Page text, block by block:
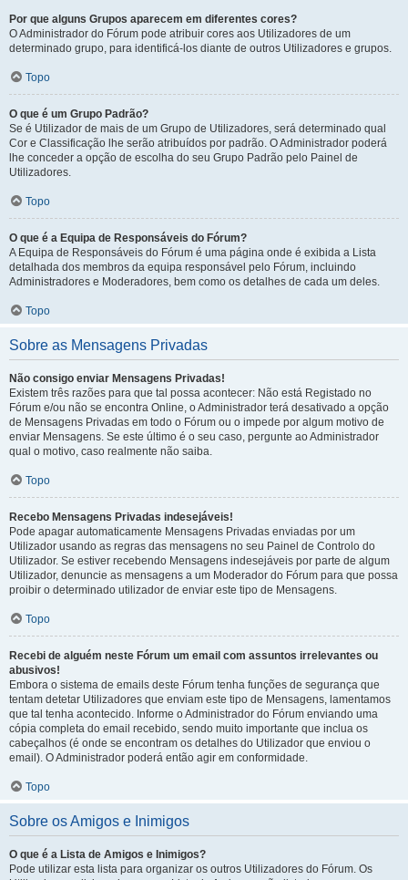
Por que alguns Grupos aparecem em diferentes cores?
O Administrador do Fórum pode atribuir cores aos Utilizadores de um
determinado grupo, para identificá-los diante de outros Utilizadores e grupos.
Topo
O que é um Grupo Padrão?
Se é Utilizador de mais de um Grupo de Utilizadores, será determinado qual
Cor e Classificação lhe serão atribuídos por padrão. O Administrador poderá
lhe conceder a opção de escolha do seu Grupo Padrão pelo Painel de
Utilizadores.
Topo
O que é a Equipa de Responsáveis do Fórum?
A Equipa de Responsáveis do Fórum é uma página onde é exibida a Lista
detalhada dos membros da equipa responsável pelo Fórum, incluindo
Administradores e Moderadores, bem como os detalhes de cada um deles.
Topo
Sobre as Mensagens Privadas
Não consigo enviar Mensagens Privadas!
Existem três razões para que tal possa acontecer: Não está Registado no
Fórum e/ou não se encontra Online, o Administrador terá desativado a opção
de Mensagens Privadas em todo o Fórum ou o impede por algum motivo de
enviar Mensagens. Se este último é o seu caso, pergunte ao Administrador
qual o motivo, caso realmente não saiba.
Topo
Recebo Mensagens Privadas indesejáveis!
Pode apagar automaticamente Mensagens Privadas enviadas por um
Utilizador usando as regras das mensagens no seu Painel de Controlo do
Utilizador. Se estiver recebendo Mensagens indesejáveis por parte de algum
Utilizador, denuncie as mensagens a um Moderador do Fórum para que possa
proibir o determinado utilizador de enviar este tipo de Mensagens.
Topo
Recebi de alguém neste Fórum um email com assuntos irrelevantes ou
abusivos!
Embora o sistema de emails deste Fórum tenha funções de segurança que
tentam detetar Utilizadores que enviam este tipo de Mensagens, lamentamos
que tal tenha acontecido. Informe o Administrador do Fórum enviando uma
cópia completa do email recebido, sendo muito importante que inclua os
cabeçalhos (é onde se encontram os detalhes do Utilizador que enviou o
email). O Administrador poderá então agir em conformidade.
Topo
Sobre os Amigos e Inimigos
O que é a Lista de Amigos e Inimigos?
Pode utilizar esta lista para organizar os outros Utilizadores do Fórum. Os